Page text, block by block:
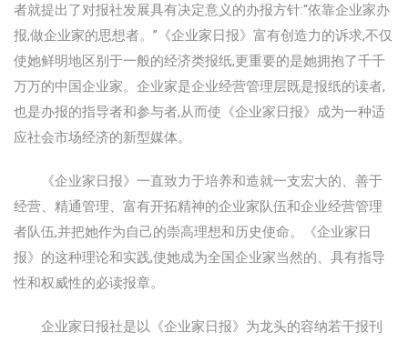
者就提出了对报社发展具有决定意义的办报方针:“依靠企业家办
报,做企业家的思想者。”《企业家日报》富有创造力的诉求,不仅
使她鲜明地区别于一般的经济类报纸,更重要的是她拥抱了千千
万万的中国企业家。企业家是企业经营管理层既是报纸的读者,
也是办报的指导者和参与者,从而使《企业家日报》成为一种适
应社会市场经济的新型媒体。
《企业家日报》一直致力于培养和造就一支宏大的、善于
经营、精通管理、富有开拓精神的企业家队伍和企业经营管理
者队伍,并把她作为自己的崇高理想和历史使命。《企业家日
报》的这种理论和实践,使她成为全国企业家当然的、具有指导
性和权威性的必读报章。
企业家日报社是以《企业家日报》为龙头的容纳若干报刊